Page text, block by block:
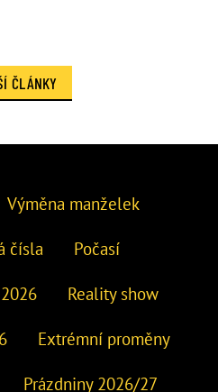
ČLÁNKY
Výměna manželek
čísla Počasí
Reality show
Extrémní proměny
Prázdniny 2026/27